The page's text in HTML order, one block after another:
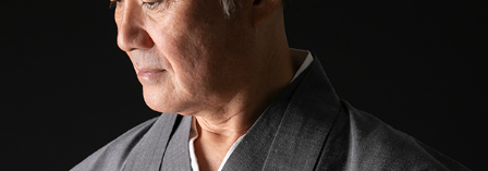
おすすめの季節
冬